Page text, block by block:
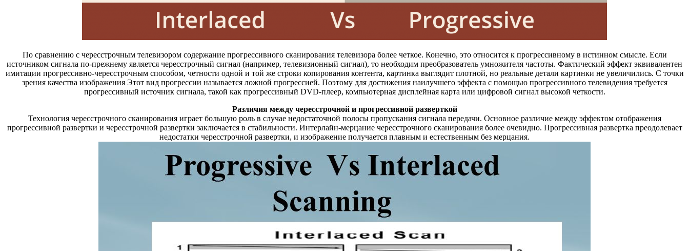
По сравнению с чересстрочным телевизором содержание прогрессивного сканирования телевизора более четкое. Конечно, это относится к прогрессивному в истинном смысле. Если
источником сигнала по-прежнему является чересстрочный сигнал (например, телевизионный сигнал), то необходим преобразователь умножителя частоты. Фактический эффект эквивалентен
имитации прогрессивно-чересстрочным способом, четности одной и той же строки копирования контента, картинка выглядит плотной, но реальные детали картинки не увеличились. С точки
зрения качества изображения Этот вид прогрессии называется ложной прогрессией. Поэтому для достижения наилучшего эффекта с помощью прогрессивного телевидения требуется
прогрессивный источник сигнала, такой как прогрессивный DVD-плеер, компьютерная дисплейная карта или цифровой сигнал высокой четкости.
Различия между чересстрочной и прогрессивной разверткой
Технология чересстрочного сканирования играет большую роль в случае недостаточной полосы пропускания сигнала передачи. Основное различие между эффектом отображения
прогрессивной развертки и чересстрочной развертки заключается в стабильности. Интерлайн-мерцание чересстрочного сканирования более очевидно. Прогрессивная развертка преодолевает
недостатки чересстрочной развертки, и изображение получается плавным и естественным без мерцания.